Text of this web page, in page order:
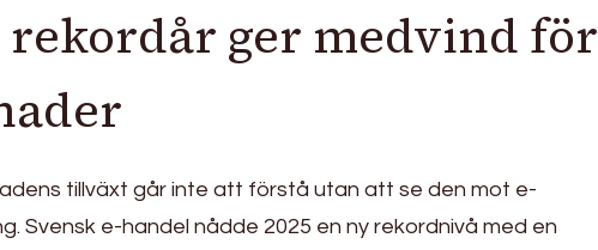
rekordår ger medvind för
tillväxt går inte att förstå utan att se den mot e-
Svensk e-handel nådde 2025 en ny rekordnivå med en